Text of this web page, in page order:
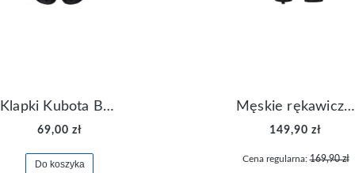
Klapki Kubota Basenowe Gel Czarne
69,00 zł
Do koszyka
Męskie rękawiczki Nike Dri-FIT Lightweight Gloves N.RG.M0.082
149,90 zł
Cena regularna:169,90 zł